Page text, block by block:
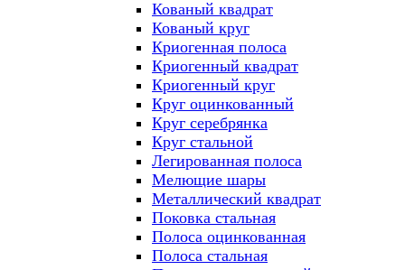
Кованый квадрат
Кованый круг
Криогенная полоса
Криогенный квадрат
Криогенный круг
Круг оцинкованный
Круг серебрянка
Круг стальной
Легированная полоса
Мелющие шары
Металлический квадрат
Поковка стальная
Полоса оцинкованная
Полоса стальная